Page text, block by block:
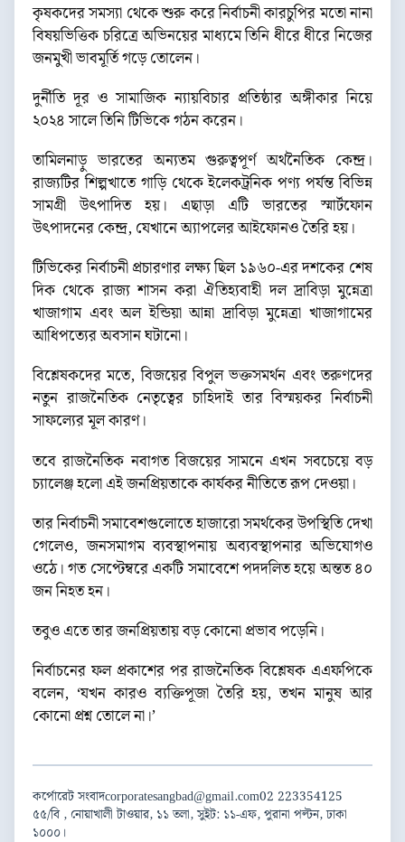
কৃষকদের সমস্যা থেকে শুরু করে নির্বাচনী কারচুপির মতো নানা
বিষয়ভিত্তিক চরিত্রে অভিনয়ের মাধ্যমে তিনি ধীরে ধীরে নিজের
জনমুখী ভাবমূর্তি গড়ে তোলেন।
দুর্নীতি দূর ও সামাজিক ন্যায়বিচার প্রতিষ্ঠার অঙ্গীকার নিয়ে
২০২৪ সালে তিনি টিভিকে গঠন করেন।
তামিলনাড়ু ভারতের অন্যতম গুরুত্বপূর্ণ অর্থনৈতিক কেন্দ্র।
রাজ্যটির শিল্পখাতে গাড়ি থেকে ইলেকট্রনিক পণ্য পর্যন্ত বিভিন্ন
সামগ্রী উৎপাদিত হয়। এছাড়া এটি ভারতের স্মার্টফোন
উৎপাদনের কেন্দ্র, যেখানে অ্যাপলের আইফোনও তৈরি হয়।
টিভিকের নির্বাচনী প্রচারণার লক্ষ্য ছিল ১৯৬০-এর দশকের শেষ
দিক থেকে রাজ্য শাসন করা ঐতিহ্যবাহী দল দ্রাবিড়া মুন্নেত্রা
খাজাগাম এবং অল ইন্ডিয়া আন্না দ্রাবিড়া মুন্নেত্রা খাজাগামের
আধিপত্যের অবসান ঘটানো।
বিশ্লেষকদের মতে, বিজয়ের বিপুল ভক্তসমর্থন এবং তরুণদের
নতুন রাজনৈতিক নেতৃত্বের চাহিদাই তার বিস্ময়কর নির্বাচনী
সাফল্যের মূল কারণ।
তবে রাজনৈতিক নবাগত বিজয়ের সামনে এখন সবচেয়ে বড়
চ্যালেঞ্জ হলো এই জনপ্রিয়তাকে কার্যকর নীতিতে রূপ দেওয়া।
তার নির্বাচনী সমাবেশগুলোতে হাজারো সমর্থকের উপস্থিতি দেখা
গেলেও, জনসমাগম ব্যবস্থাপনায় অব্যবস্থাপনার অভিযোগও
ওঠে। গত সেপ্টেম্বরে একটি সমাবেশে পদদলিত হয়ে অন্তত ৪০
জন নিহত হন।
তবুও এতে তার জনপ্রিয়তায় বড় কোনো প্রভাব পড়েনি।
নির্বাচনের ফল প্রকাশের পর রাজনৈতিক বিশ্লেষক এএফপিকে
বলেন, ‘যখন কারও ব্যক্তিপূজা তৈরি হয়, তখন মানুষ আর
কোনো প্রশ্ন তোলে না।’
কর্পোরেট সংবাদcorporatesangbad@gmail.com02 223354125
৫৫/বি , নোয়াখালী টাওয়ার, ১১ তলা, সুইট: ১১-এফ, পুরানা পল্টন, ঢাকা
১০০০।